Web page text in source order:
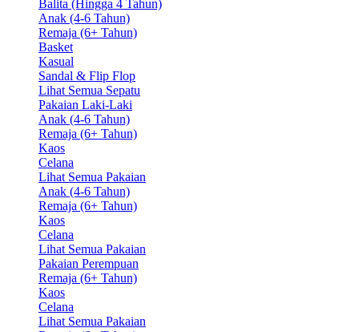
Balita (Hingga 4 Tahun)
Anak (4-6 Tahun)
Remaja (6+ Tahun)
Basket
Kasual
Sandal & Flip Flop
Lihat Semua Sepatu
Pakaian Laki-Laki
Anak (4-6 Tahun)
Remaja (6+ Tahun)
Kaos
Celana
Lihat Semua Pakaian
Anak (4-6 Tahun)
Remaja (6+ Tahun)
Kaos
Celana
Lihat Semua Pakaian
Pakaian Perempuan
Remaja (6+ Tahun)
Kaos
Celana
Lihat Semua Pakaian